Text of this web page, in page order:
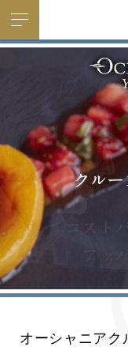
オーシャニアク